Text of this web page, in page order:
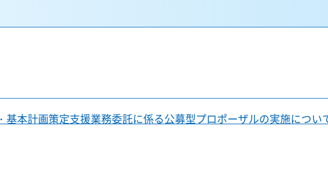
基本計画策定支援業務委託に係る公募型プロポーザルの実施につい